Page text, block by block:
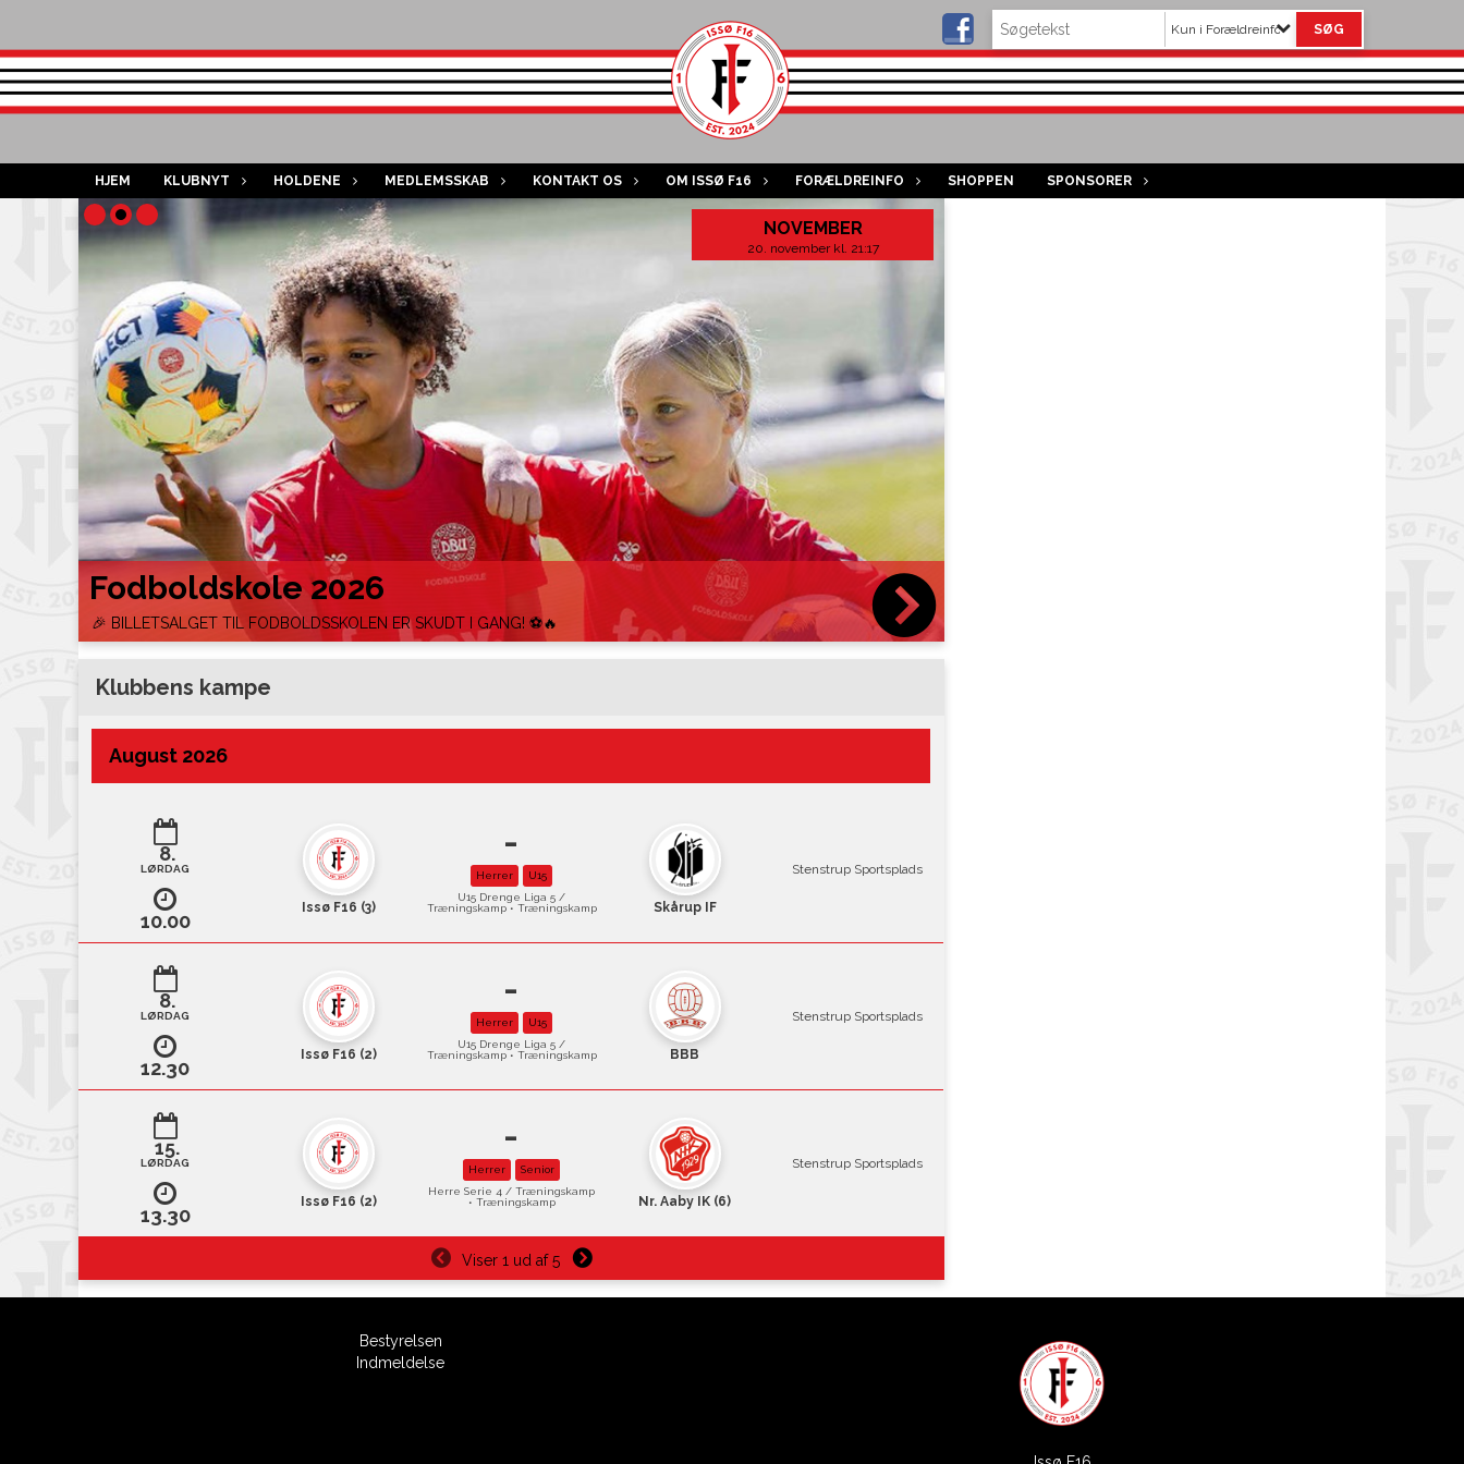
Kun i Forældreinfo
HJEM KLUBNYT HOLDENE MEDLEMSSKAB KONTAKT OS OM ISSØ F16 FORÆLDREINFO SHOPPEN SPONSORER
NOVEMBER
20. november kl. 21:17
Fodboldskole 2026
🎉 BILLETSALGET TIL FODBOLDSSKOLEN ER SKUDT I GANG! ⚽🔥
Klubbens kampe
August 2026
8.
LØRDAG
10.00
Issø F16 (3)
-
Herrer
U15
U15 Drenge Liga 5 /
Træningskamp • Træningskamp
Skårup IF
Stenstrup Sportsplads
8.
LØRDAG
12.30
Issø F16 (2)
-
Herrer
U15
U15 Drenge Liga 5 /
Træningskamp • Træningskamp
BBB
Stenstrup Sportsplads
15.
LØRDAG
13.30
Issø F16 (2)
-
Herrer
Senior
Herre Serie 4 / Træningskamp
• Træningskamp
Nr. Aaby IK (6)
Stenstrup Sportsplads
Viser 1 ud af 5
Bestyrelsen
Indmeldelse